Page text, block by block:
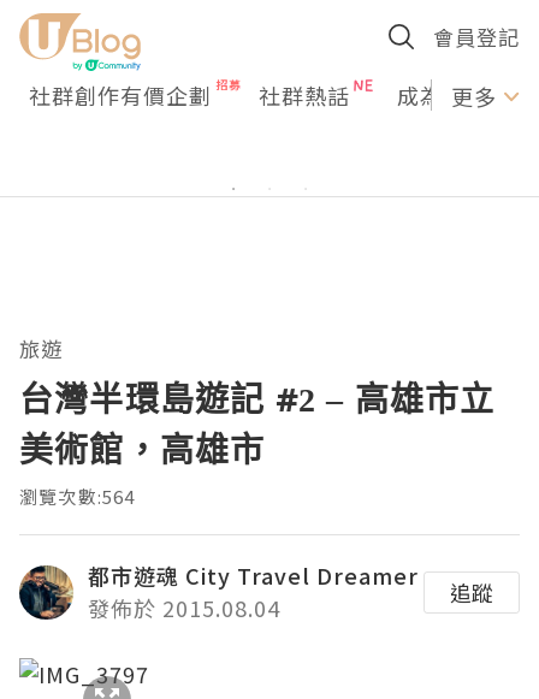
會員登記
社群創作有價企劃 社群熱話 成為U更多
旅遊
台灣半環島遊記 #2 – 高雄市立
美術館，高雄市
瀏覽次數:564
都市遊魂 City Travel Dreamer
發佈於 2015.08.04
追蹤